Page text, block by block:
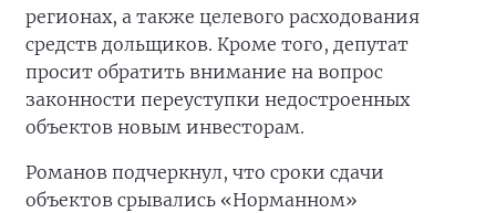
регионах, а также целевого расходования
средств дольщиков. Кроме того, депутат
просит обратить внимание на вопрос
законности переуступки недостроенных
объектов новым инвесторам.
Романов подчеркнул, что сроки сдачи
объектов срывались «Норманном»